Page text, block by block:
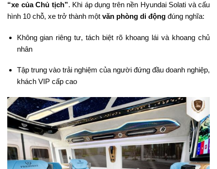
“xe của Chủ tịch”. Khi áp dụng trên nền Hyundai Solati và cấu
hình 10 chỗ, xe trở thành một văn phòng di động đúng nghĩa:
Không gian riêng tư, tách biệt rõ khoang lái và khoang chủ
nhân
Tập trung vào trải nghiệm của người đứng đầu doanh nghiệp,
khách VIP cấp cao